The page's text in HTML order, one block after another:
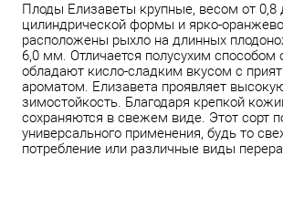
Плоды Елизаветы крупные, весом от 0,8
цилиндрической формы и ярко-
расположены рыхло на длинных
6,0 мм. Отличается полусухим способом
обладают кисло-сладким вкусом с
ароматом. Елизавета проявляет
зимостойкость. Благодаря крепкой
сохраняются в свежем виде. Этот сорт
универсального применения, будь то
потребление или различные виды